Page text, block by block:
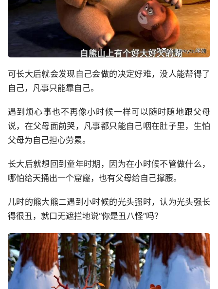
可长大后就会发现自己会做的决定好难，没人能帮得了
自己，凡事只能靠自己。
遇到烦心事也不再像小时候一样可以随时随地跟父母
说，在父母面前哭，凡事都只能自己咽在肚子里，生怕
父母为自己担心劳累。
长大后就想回到童年时期，因为在小时候不管做什么，
哪怕给天捅出一个窟窿，也有父母给自己撑腰。
儿时的熊大熊二遇到小时候的光头强时，认为光头强长
得很丑，就口无遮拦地说“你是丑八怪”吗？